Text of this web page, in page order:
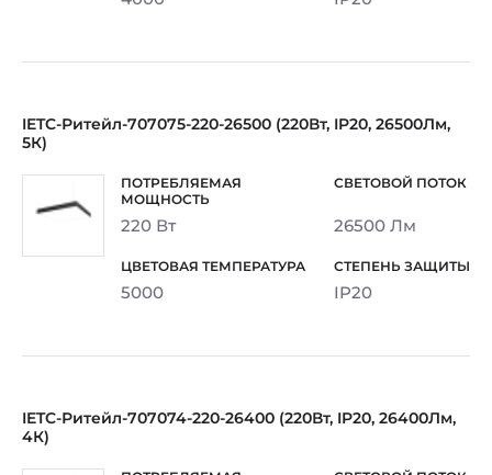
IETC-Ритейл-707075-220-26500 (220Вт, IP20, 26500Лм,
5К)
220 Вт 26500 Лм
5000 IP20
IETC-Ритейл-707074-220-26400 (220Вт, IP20, 26400Лм,
4К)